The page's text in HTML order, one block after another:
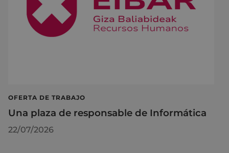
OFERTA DE TRABAJO
Una plaza de responsable de Informática
22/07/2026